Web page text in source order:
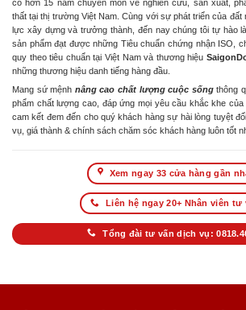
có hơn 15 năm chuyên môn về nghiên cứu, sản xuất,
thất tại thị trường Việt Nam. Cùng với sự phát triển của
lực xây dựng và trưởng thành, đến nay chúng tôi tự hào
sản phẩm đạt được những Tiêu chuẩn chứng nhận ISO,
quy theo tiêu chuẩn tại Việt Nam và thương hiệu
những thương hiệu danh tiếng hàng đầu.
Mang sứ mệnh nâng cao chất lượng cuộc sốngthông
phẩm chất lượng cao, đáp ứng mọi yêu cầu khắc khe của
cam kết đem đến cho quý khách hàng sự hài lòng tuyệt
vụ, giá thành & chính sách chăm sóc khách hàng luôn tốt
Xem ngay 33 cửa hàng gần
Liên hệ ngay 20+ Nhân viên tư
Tổng đài tư vấn dịch vụ: